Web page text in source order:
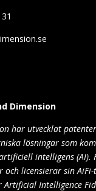
Dimension
har utvecklat
lösningar som
intelligens (AI).
och licensierar sin
Artificial Intelligence